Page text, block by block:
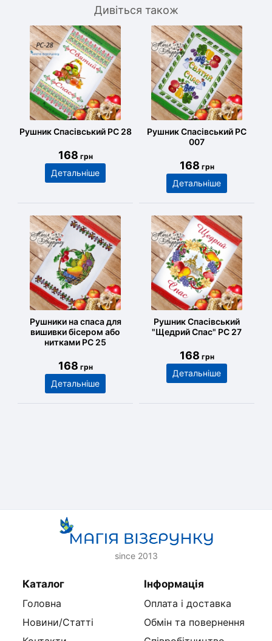
Дивіться також
Рушник Спасівський РС 28
168 грн
Детальніше
Рушник Спасівський РС
007
168 грн
Детальніше
Рушники на спаса для
вишивки бісером або
нитками РС 25
168 грн
Детальніше
Рушник Спасівський
"Щедрий Спас" РС 27
168 грн
Детальніше
since 2013
Каталог
Головна
Новини/Статті
Інформація
Оплата і доставка
Обмін та повернення